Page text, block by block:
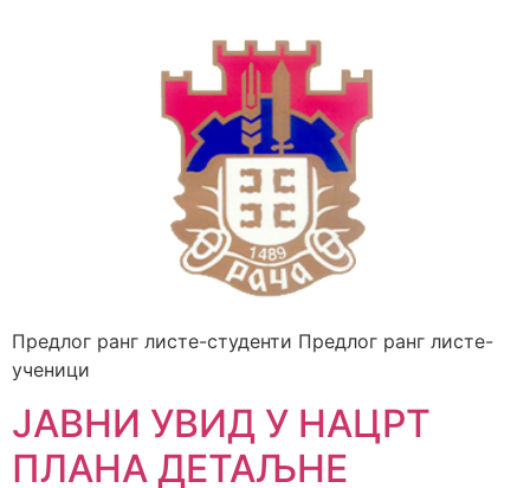
Предлог ранг листе-студенти Предлог ранг листе-
ученици
ЈАВНИ УВИД У НАЦРТ
ПЛАНА ДЕТАЉНЕ